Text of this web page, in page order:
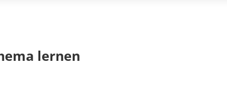
lernen